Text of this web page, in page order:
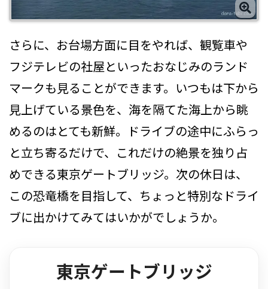
さらに、お台場方面に目をやれば、観覧車や
フジテレビの社屋といったおなじみのランド
マークも見ることができます。いつもは下から
見上げている景色を、海を隔てた海上から眺
めるのはとても新鮮。ドライブの途中にふらっ
と立ち寄るだけで、これだけの絶景を独り占
めできる東京ゲートブリッジ。次の休日は、
この恐竜橋を目指して、ちょっと特別なドライ
ブに出かけてみてはいかがでしょうか。
東京ゲートブリッジ